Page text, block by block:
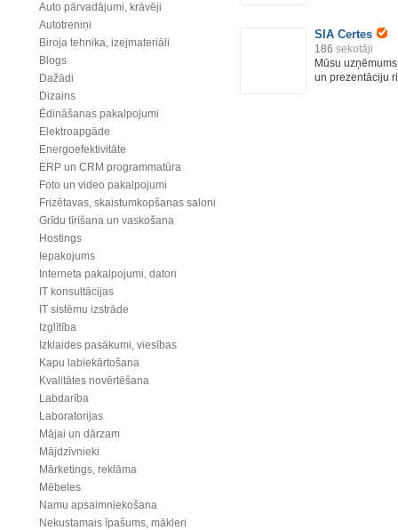
Auto pārvadājumi, krāvēji
Autotreniņi
Biroja tehnika, izejmateriāli
Blogs
Dažādi
Dizains
Ēdināšanas pakalpojumi
Elektroapgāde
Energoefektivitāte
ERP un CRM programmatūra
Foto un video pakalpojumi
Frizētavas, skaistumkopšanas saloni
Grīdu tīrīšana un vaskošana
Hostings
Iepakojums
Interneta pakalpojumi, datori
IT konsultācijas
IT sistēmu izstrāde
Izglītība
Izklaides pasākumi, viesības
Kapu labiekārtošana
Kvalitātes novērtēšana
Labdarība
Laboratorijas
Mājai un dārzam
Mājdzīvnieki
Mārketings, reklāma
Mēbeles
Namu apsaimniekošana
Nekustamais īpašums, mākleri
SIA Certes
186 sekotāji
Mūsu
un prezentāciju